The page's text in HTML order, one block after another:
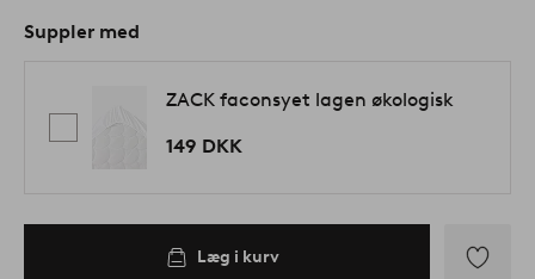
Suppler med
ZACK faconsyet lagen økologisk
149 DKK
Læg i kurv